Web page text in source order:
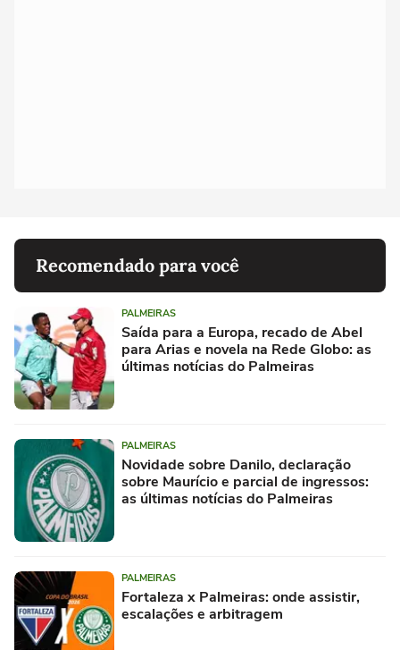
Recomendado para você
PALMEIRAS
Saída para a Europa, recado de Abel
para Arias e novela na Rede Globo: as
últimas notícias do Palmeiras
PALMEIRAS
Novidade sobre Danilo, declaração
sobre Maurício e parcial de ingressos:
as últimas notícias do Palmeiras
PALMEIRAS
Fortaleza x Palmeiras: onde assistir,
escalações e arbitragem